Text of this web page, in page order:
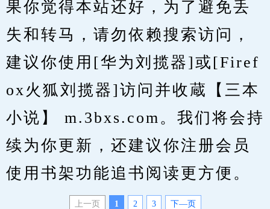
果你觉得本站还好，为了避免丢
失和转马，请勿依赖搜索访问，
建议你使用[华为刘揽器]或[Firef
ox火狐刘揽器]访问并收蔵【三本
小说】 m.3bxs.com。我们将会持
续为你更新，还建议你注册会员
使用书架功能追书阅读更方便。
上一页 1 2 3 下—页